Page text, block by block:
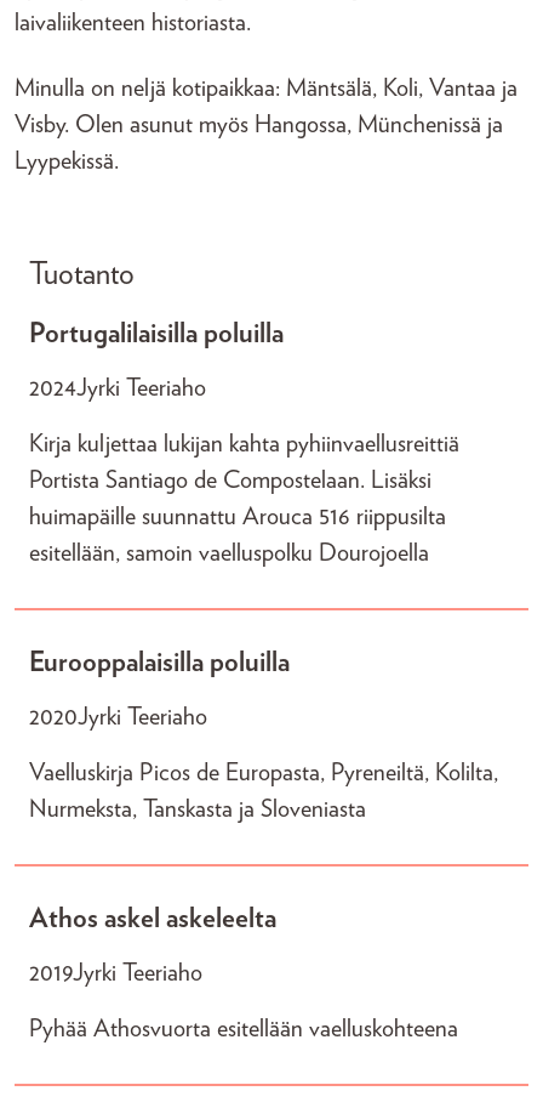
laivaliikenteen historiasta.
Minulla on neljä kotipaikkaa: Mäntsälä, Koli, Vantaa ja
Visby. Olen asunut myös Hangossa, Münchenissä ja
Lyypekissä.
Tuotanto
Portugalilaisilla poluilla
2024Jyrki Teeriaho
Kirja kuljettaa lukijan kahta pyhiinvaellusreittiä
Portista Santiago de Compostelaan. Lisäksi
huimapäille suunnattu Arouca 516 riippusilta
esitellään, samoin vaelluspolku Dourojoella
Eurooppalaisilla poluilla
2020Jyrki Teeriaho
Vaelluskirja Picos de Europasta, Pyreneiltä, Kolilta,
Nurmeksta, Tanskasta ja Sloveniasta
Athos askel askeleelta
2019Jyrki Teeriaho
Pyhää Athosvuorta esitellään vaelluskohteena